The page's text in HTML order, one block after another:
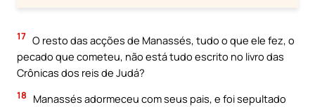
17 O resto das acções de Manassés, tudo o que ele fez, o
pecado que cometeu, não está tudo escrito no livro das
Crônicas dos reis de Judá?
18
Manassés adormeceu com seus pais, e foi sepultado